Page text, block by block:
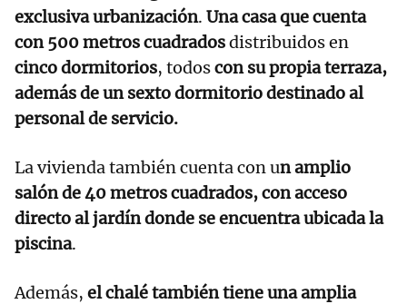
exclusiva urbanización. Una casa que cuenta
con 500 metros cuadradosdistribuidos en
cinco dormitorios, todoscon su propia terraza,
además de un sexto dormitorio destinado al
personal de servicio.
La vivienda también cuenta con un amplio
salón de 40 metros cuadrados, con acceso
directo al jardín donde se encuentra ubicada la
piscina.
Además, el chalé también tiene una amplia